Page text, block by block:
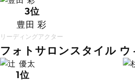
3位
豊田 彩
リーディングアクター
フォトサロンスタイル
1位